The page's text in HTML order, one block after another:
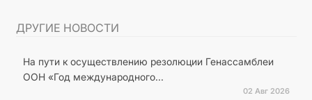
ДРУГИЕ НОВОСТИ
На пути к осуществлению резолюции Генассамблеи
ООН «Год международного...
02 Авг 2026